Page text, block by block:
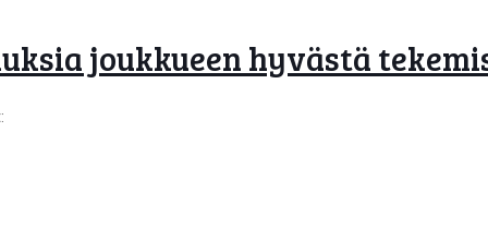
joukkueen hyvästä